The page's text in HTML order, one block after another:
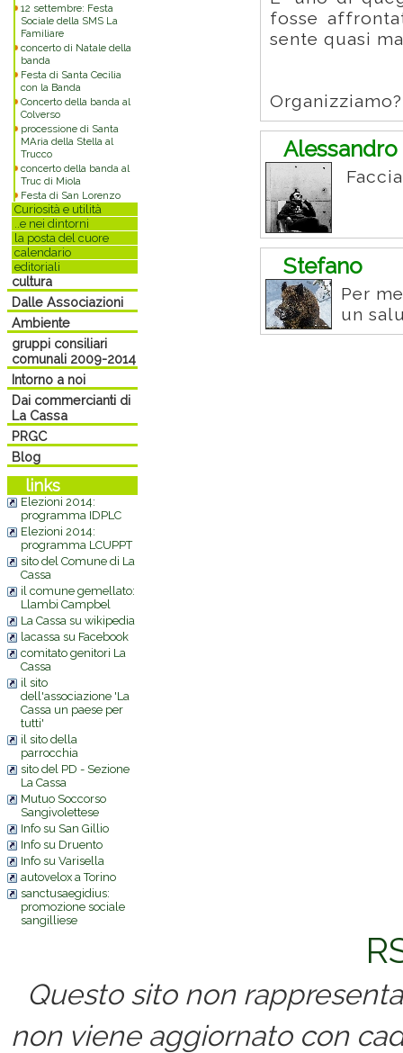
12 settembre: Festa
Sociale della SMS La
Familiare
concerto di Natale della
banda
Festa di Santa Cecilia
con la Banda
Concerto della banda al
Colverso
processione di Santa
MAria della Stella al
Trucco
concerto della banda al
Truc di Miola
Festa di San Lorenzo
Curiosità e utilità
..e nei dintorni
la posta del cuore
calendario
editoriali
cultura
Dalle Associazioni
Ambiente
gruppi consiliari
comunali 2009-2014
Intorno a noi
Dai commercianti di
La Cassa
PRGC
Blog
links
Elezioni 2014:
programma IDPLC
Elezioni 2014:
programma LCUPPT
sito del Comune di La
Cassa
il comune gemellato:
Llambi Campbel
La Cassa su wikipedia
lacassa su Facebook
comitato genitori La
Cassa
il sito
dell'associazione 'La
Cassa un paese per
tutti'
il sito della
parrocchia
sito del PD - Sezione
La Cassa
Mutuo Soccorso
Sangivolettese
Info su San Gillio
Info su Druento
Info su Varisella
autovelox a Torino
sanctusaegidius:
promozione sociale
sangilliese
fosse
sente quasi
Organizziamo?
Alessandro
Stefano
Per
un
Questo sito non
non viene aggiornato con